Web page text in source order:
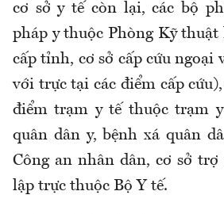
cơ sở y tế còn lại, các bộ
pháp y thuộc Phòng Kỹ thuật
cấp tỉnh, cơ sở cấp cứu ngoại
với trực tại các điểm cấp
điểm trạm y tế thuộc trạm
quân dân y, bệnh xá quân
Công an nhân dân, cơ sở
lập trực thuộc Bộ Y tế.